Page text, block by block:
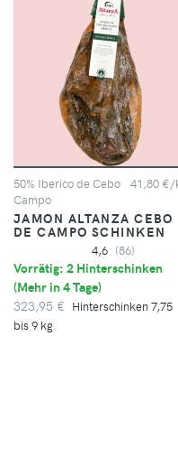
50% Iberico de Cebo
Campo
41,80 €/
JAMON ALTANZA CEBO
DE CAMPO SCHINKEN
4,6 (86)
Vorrätig: 2 Hinterschinken
(Mehr in 4 Tage)
323,95 € Hinterschinken 7,75
bis 9 kg